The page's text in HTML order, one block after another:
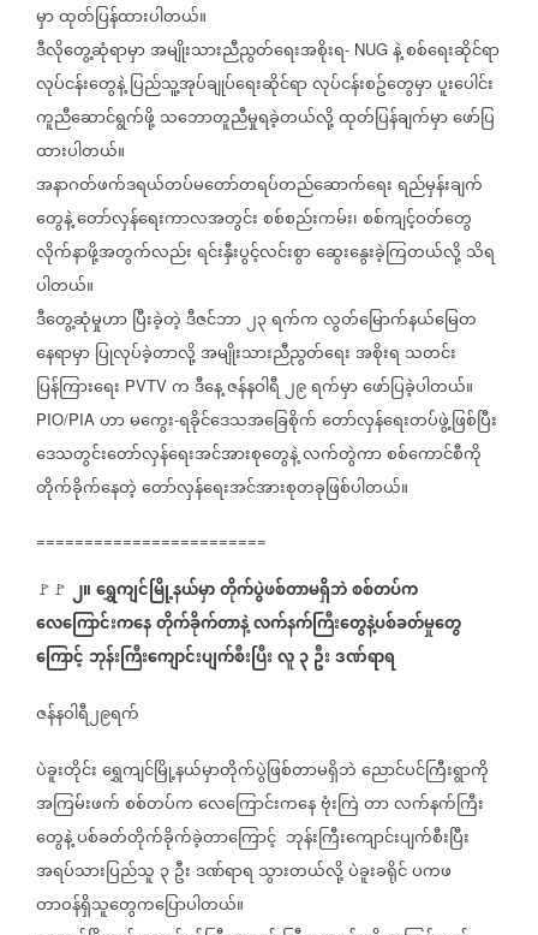
မှာထုတ်ပြန်ထားပါတယ်။
ဒီလိုတွေ့ဆုံရာမှာအမျိုးသားညီညွတ်ရေးအစိုးရ- NUG နဲ့စစ်ရေးဆိုင်ရာ
လုပ်ငန်းတွေနဲ့ပြည်သူ့အုပ်ချုပ်ရေးဆိုင်ရာလုပ်ငန်းစဥ်တွေမှာပူးပေါင်း
ကူညီဆောင်ရွက်ဖို့သဘောတူညီမှုရခဲ့တယ်လို့ထုတ်ပြန်ချက်မှာဖော်ပြ
ထားပါတယ်။
အနာဂတ်ဖက်ဒရယ်တပ်မတော်တရပ်တည်ဆောက်ရေးရည်မှန်းချက်
တွေနဲ့တော်လှန်ရေးကာလအတွင်းစစ်စည်းကမ်း၊စစ်ကျင့်ဝတ်တွေ
လိုက်နာဖို့အတွက်လည်းရင်းနှီးပွင့်လင်းစွာဆွေးနွေးခဲ့ကြတယ်လို့သိရ
ပါတယ်။
ဒီတွေ့ဆုံမှုဟာပြီးခဲ့တဲ့ဒီဇင်ဘာ၂၃ရက်ကလွတ်မြောက်နယ်မြေတ
နေရာမှာပြုလုပ်ခဲ့တာလို့အမျိုးသားညီညွတ်ရေးအစိုးရ သတင်း
ပြန်ကြားရေး PVTV ကဒီနေ့ဇန်နဝါရီ၂၉ရက်မှာဖော်ပြခဲ့ပါတယ်။
PIO/PIA ဟာမကွေး-ရခိုင်ဒေသအခြေစိုက်တော်လှန်ရေးတပ်ဖွဲ့ဖြစ်ပြီး
ဒေသတွင်းတော်လှန်ရေးအင်အားစုတွေနဲ့လက်တွဲကာစစ်ကောင်စီကို
တိုက်ခိုက်နေတဲ့တော်လှန်ရေးအင်အားစုတခုဖြစ်ပါတယ်။
========================
🚩🚩 ၂။ရွှေကျင်မြို့နယ်မှာတိုက်ပွဲဖစ်တာမရှိဘဲစစ်တပ်က
လေကြောင်းကနေတိုက်ခိုက်တာနဲ့လက်နက်ကြီးတွေနဲ့ပစ်ခတ်မှုတွေ
ကြောင့်ဘုန်းကြီးကျောင်းပျက်စီးပြီးလူ၃ဦးဒဏ်ရာရ
ဇန်နဝါရီ၂၉ရက်
ပဲခူးတိုင်းရွှေကျင်မြို့နယ်မှာတိုက်ပွဲဖြစ်တာမရှိဘဲညောင်ပင်ကြီးရွာကို
အကြမ်းဖက်စစ်တပ်ကလေကြောင်းကနေဗုံးကြဲတာလက်နက်ကြီး
တွေနဲ့ပစ်ခတ်တိုက်ခိုက်ခဲ့တာကြောင့် ဘုန်းကြီးကျောင်းပျက်စီးပြီး
အရပ်သားပြည်သူ ၃ဦးဒဏ်ရာရ သွားတယ်လို့ပဲခူးခရိုင်ပကဖ
တာဝန်ရှိသူတွေကပြောပါတယ်။